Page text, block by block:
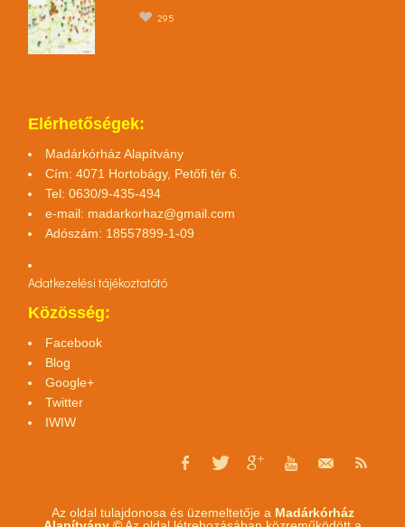
295
Elérhetőségek:
Madárkórház Alapítvány
Cím: 4071 Hortobágy, Petőfi tér 6.
Tel: 0630/9-435-494
e-mail: madarkorhaz@gmail.com
Adószám: 18557899-1-09
Adatkezelési tájékoztatótó
Közösség:
Facebook
Blog
Google+
Twitter
IWIW
Az oldal tulajdonosa és üzemeltetője a Madárkórház